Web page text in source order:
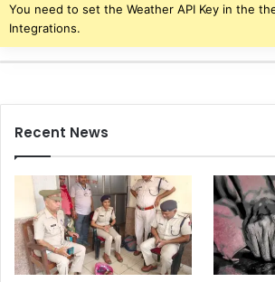
You need to set the Weather API Key in the
Integrations.
Recent News